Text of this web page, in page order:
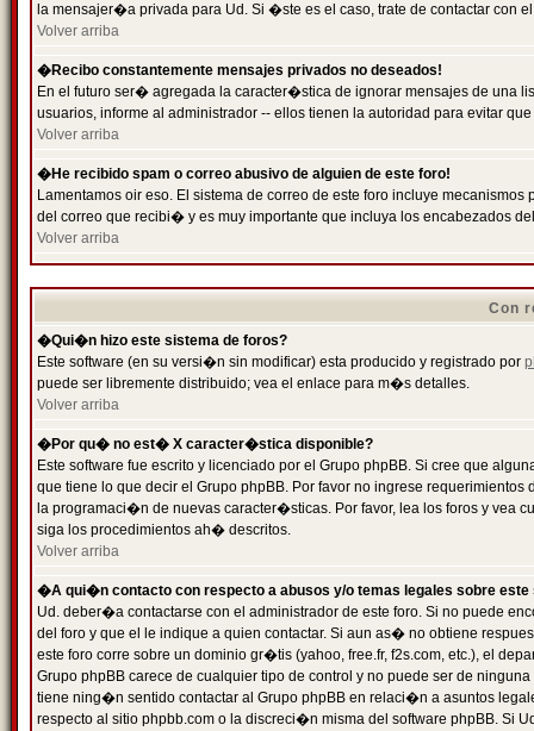
la mensajer�a privada para Ud. Si �ste es el caso, trate de contactar con
Volver arriba
�Recibo constantemente mensajes privados no deseados!
En el futuro ser� agregada la caracter�stica de ignorar mensajes de una
usuarios, informe al administrador -- ellos tienen la autoridad para evitar
Volver arriba
�He recibido spam o correo abusivo de alguien de este foro!
Lamentamos oir eso. El sistema de correo de este foro incluye
del correo que recibi� y es muy importante que incluya los encabezados
Volver arriba
Con
�Qui�n hizo este sistema de foros?
Este software (en su versi�n sin modificar) esta producido y registrado por
puede ser libremente distribuido; vea el enlace para m�s detalles.
Volver arriba
�Por qu� no est� X caracter�stica disponible?
Este software fue escrito y licenciado por el Grupo phpBB. Si cree que
que tiene lo que decir el Grupo phpBB. Por favor no ingrese
la programaci�n de nuevas caracter�sticas. Por favor, lea los foros y vea
siga los procedimientos ah� descritos.
Volver arriba
�A qui�n contacto con respecto a abusos y/o temas legales sobre este
Ud. deber�a contactarse con el administrador de este foro. Si no puede
del foro y que el le indique a quien contactar. Si aun as� no obtiene
este foro corre sobre un dominio gr�tis (yahoo, free.fr, f2s.com, etc.), el
Grupo phpBB carece de cualquier tipo de control y no puede ser de
tiene ning�n sentido contactar al Grupo phpBB en relaci�n a asuntos
respecto al sitio phpbb.com o la discreci�n misma del software phpBB. Si